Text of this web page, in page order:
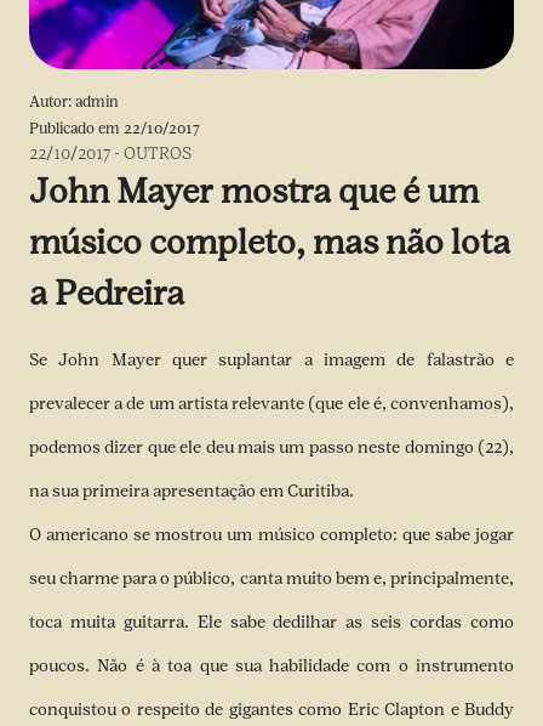
Autor: admin
Publicado em 22/10/2017
22/10/2017 -OUTROS
John Mayer mostra que é um
músico completo, mas não lota
a Pedreira
Se John Mayer quer suplantar a imagem de falastrão e
prevalecer a de um artista relevante (que ele é, convenhamos),
podemos dizer que ele deu mais um passo neste domingo (22),
na sua primeira apresentação em Curitiba.
O americano se mostrou um músico completo: que sabe jogar
seu charme para o público, canta muito bem e, principalmente,
toca muita guitarra. Ele sabe dedilhar as seis cordas como
poucos. Não é à toa que sua habilidade com o instrumento
conquistou o respeito de gigantes como Eric Clapton e Buddy